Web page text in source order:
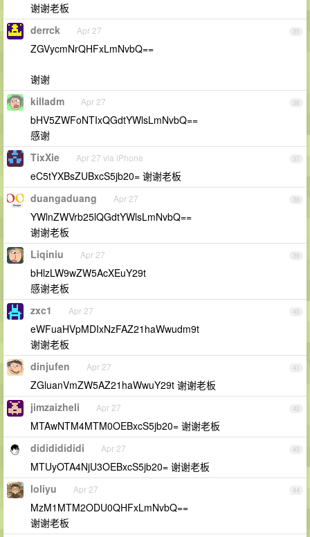
谢谢老板
35
derrck Apr 27
ZGVycmNrQHFxLmNvbQ==
谢谢
36
killadm Apr 27
bHV5ZWFoNTIxQGdtYWlsLmNvbQ==
感谢
37
TixXie Apr 27 via iPhone
eC5tYXBsZUBxcS5jb20= 谢谢老板
38
duangaduang Apr 27
YWlnZWVrb25lQGdtYWlsLmNvbQ==
谢谢老板
39
Liqiniu Apr 27
bHlzLW9wZW5AcXEuY29t
感谢老板
40
zxc1 Apr 27
eWFuaHVpMDIxNzFAZ21haWwudm9t
谢谢老板
41
dinjufen Apr 27
ZGluanVmZW5AZ21haWwuY29t 谢谢老板
42
jimzaizheli Apr 27
MTAwNTM4MTM0OEBxcS5jb20= 谢谢老板
43
didididididi Apr 27
MTUyOTA4NjU3OEBxcS5jb20= 谢谢老板
44
loliyu Apr 27
MzM1MTM2ODU0QHFxLmNvbQ==
谢谢老板